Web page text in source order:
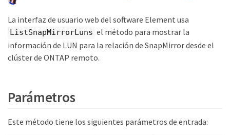
La interfaz de usuario web del software Element usa
ListSnapMirrorLuns el método para mostrar la
información de LUN para la relación de SnapMirror desde el
clúster de ONTAP remoto.
Parámetros
Este método tiene los siguientes parámetros de entrada: